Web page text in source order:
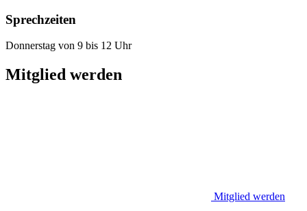
Sprechzeiten
Donnerstag von 9 bis 12 Uhr
Mitglied werden
Mitglied werden